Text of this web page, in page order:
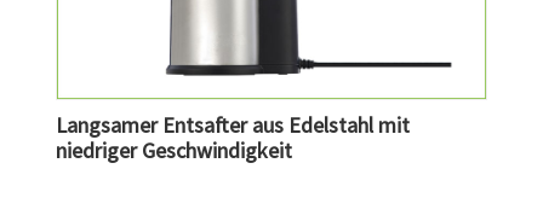
Langsamer Entsafter aus Edelstahl mit
niedriger Geschwindigkeit